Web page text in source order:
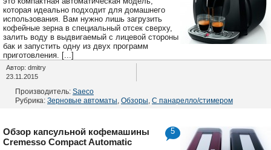
которая идеально подходит для домашнего
использования. Вам нужно лишь загрузить
кофейные зерна в специальный отсек сверху,
залить воду в выдвигаемый с лицевой стороны
бак и запустить одну из двух программ
приготовления. [...]
Автор: dmitry
23.11.2015
Производитель: Saeco
Рубрика: Зерновые автоматы Обзоры С панарелло/стимером
5
Обзор капсульной кофемашины
Cremesso Compact Automatic